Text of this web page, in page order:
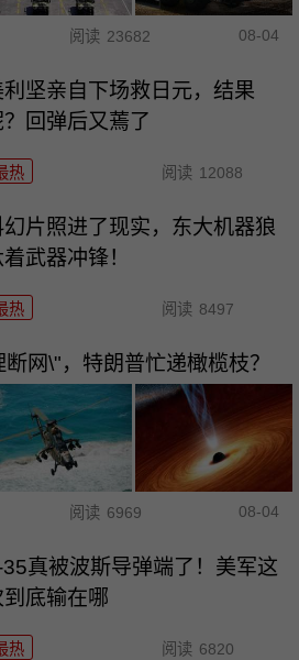
阅读 23682 08-04
利坚亲自下场救日元，结果
？回弹后又蔫了
热 阅读 12088
幻片照进了现实，东大机器狼
武器冲锋！
热 阅读 8497
网\"，特朗普忙递橄榄枝？
阅读 6969 08-04
35真被波斯导弹端了！美军这
到底输在哪
热 阅读 6820